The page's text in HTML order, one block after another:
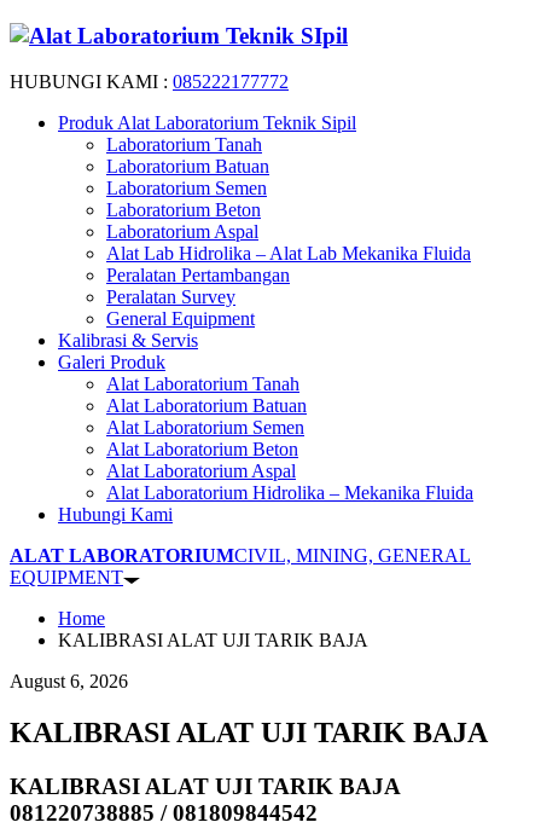
HUBUNGI KAMI : 085222177772
Produk Alat Laboratorium Teknik Sipil
Laboratorium Tanah
Laboratorium Batuan
Laboratorium Semen
Laboratorium Beton
Laboratorium Aspal
Alat Lab Hidrolika – Alat Lab Mekanika Fluida
Peralatan Pertambangan
Peralatan Survey
General Equipment
Kalibrasi & Servis
Galeri Produk
Alat Laboratorium Tanah
Alat Laboratorium Batuan
Alat Laboratorium Semen
Alat Laboratorium Beton
Alat Laboratorium Aspal
Alat Laboratorium Hidrolika – Mekanika Fluida
Hubungi Kami
ALAT LABORATORIUMCIVIL, MINING, GENERAL
EQUIPMENT
Home
KALIBRASI ALAT UJI TARIK BAJA
August 6, 2026
KALIBRASI ALAT UJI TARIK BAJA
KALIBRASI ALAT UJI TARIK BAJA
081220738885 / 081809844542